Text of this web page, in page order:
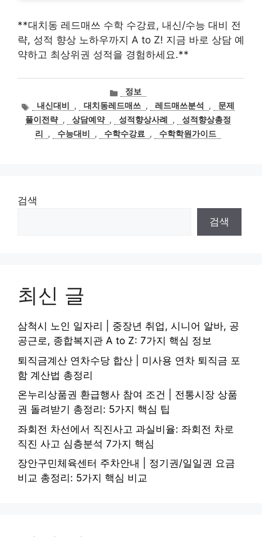
**대치동 레드매쓰 수학 수강료, 내신/수능 대비 전
략, 성적 향상 노하우까지 A to Z! 지금 바로 상담 예
약하고 최상위권 성적을 경험하세요.**
카
테
고
리
정보
태
그
내신대비 , 대치동레드매쓰 , 레드매쓰분석 ,
문제
풀이전략 , 상담예약 , 성적향상사례 ,
성적향상총정
리
, 수능대비 , 수학수강료 , 수학학원가이드
검색
검색
최신 글
삼척시 노인 일자리 | 중장년 취업, 시니어 알바, 공
공근로, 종합복지관 A to Z: 7가지 핵심 정보
퇴직금계산 연차수당 합산 | 미사용 연차 퇴직금 포
함 계산법 총정리
온누리상품권 환급행사 참여 조건 | 전통시장 상품
권 돌려받기 총정리: 5가지 핵심 팁
좌회전 차선에서 직진사고 과실비율: 좌회전 차로
직진 사고 심층분석 7가지 핵심
장안구민체육센터 주차안내 | 정기권/일일권 요금
비교 총정리: 5가지 핵심 비교